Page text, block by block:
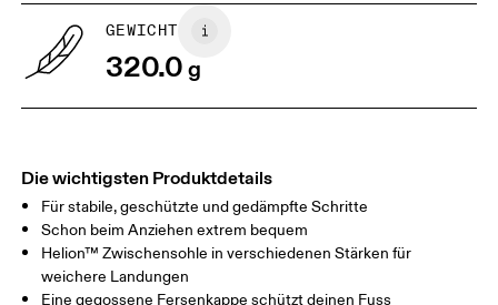
GEWICHT
320.0g
Die wichtigsten Produktdetails
Für stabile, geschützte und gedämpfte Schritte
Schon beim Anziehen extrem bequem
Helion™ Zwischensohle in verschiedenen Stärken für
weichere Landungen
Eine gegossene Fersenkappe schützt deinen Fuss